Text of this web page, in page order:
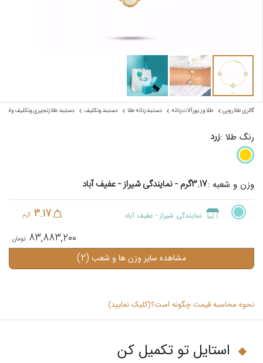
گالری طلا روبی طلا و زیورآلات زنانه دستبند زنانه طلا دستبند ونکلیف دستبند طلا زنجیری ونکلیف
رنگ طلا :زرد
وزن و شعبه :3.17گرم - نمایندگی شیراز - عفیف آباد
نمایندگی شیراز - عفیف آباد 3.17 گرم
83,883,200
مشاهده سایر وزن ها و شعب (2)
نحوه محاسبه قیمت چگونه است؟(کلیک نمایید)
استایل تو تکمیل کن